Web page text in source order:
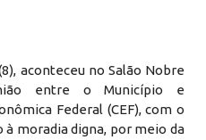
aconteceu no Salão Nobre
entre o Município e
Federal (CEF), com o
moradia digna, por meio da